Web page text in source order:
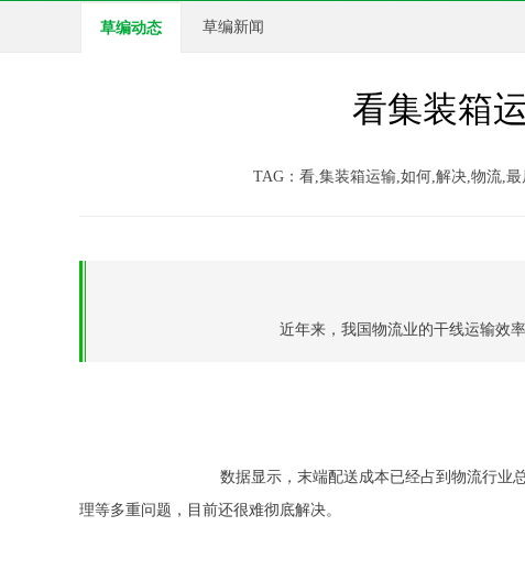
草编动态 草编新闻
看集装箱
TAG：看,集装箱运输,如何,解决,物流,
近年来，我国物流业的干线运
理等多重问题，目前还很难彻底解决。